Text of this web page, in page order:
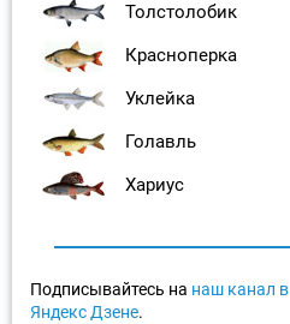
Толстолобик
Красноперка
Уклейка
Голавль
Хариус
Подписывайтесь на наш канал в
Яндекс Дзене.